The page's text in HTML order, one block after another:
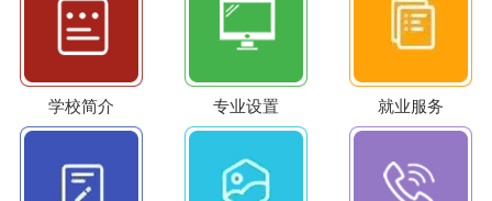
学校简介 专业设置 就业服务